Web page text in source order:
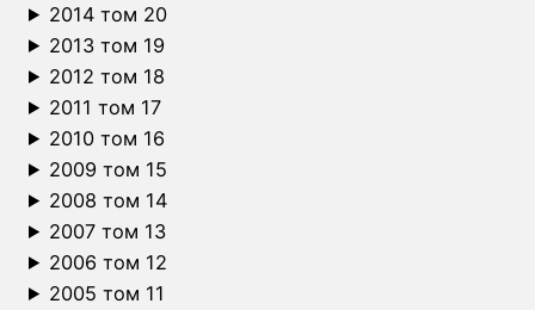
2014 том 20
2013 том 19
2012 том 18
2011 том 17
2010 том 16
2009 том 15
2008 том 14
2007 том 13
2006 том 12
2005 том 11